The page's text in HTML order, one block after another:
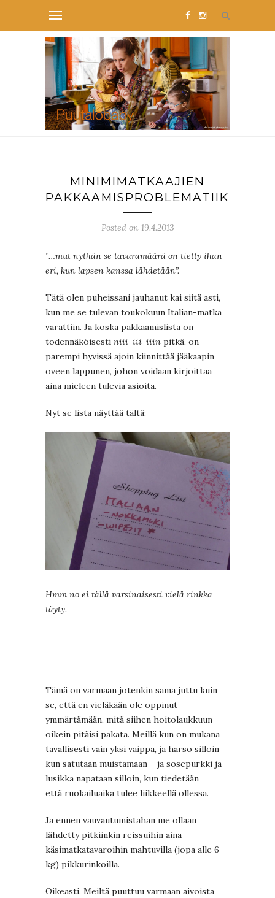
MINIMIMATKAAJIEN
PAKKAAMISPROBLEMATIIKKAA
Posted on 19.4.2013
”…mut nythän se tavaramäärä on tietty ihan
eri, kun lapsen kanssa lähdetään”.
Tätä olen puheissani jauhanut kai siitä asti,
kun me se tulevan toukokuun Italian-matka
varattiin. Ja koska pakkaamislista on
todennäköisesti niii-iii-iiin pitkä, on
parempi hyvissä ajoin kiinnittää jääkaapin
oveen lappunen, johon voidaan kirjoittaa
aina mieleen tulevia asioita.
Nyt se lista näyttää tältä:
Hmm no ei tällä varsinaisesti vielä rinkka
täyty.
Tämä on varmaan jotenkin sama juttu kuin
se, että en vieläkään ole oppinut
ymmärtämään, mitä siihen hoitolaukkuun
oikein pitäisi pakata. Meillä kun on mukana
tavallisesti vain yksi vaippa, ja harso silloin
kun satutaan muistamaan – ja sosepurkki ja
lusikka napataan silloin, kun tiedetään
että ruokailuaika tulee liikkeellä ollessa.
Ja ennen vauvautumistahan me ollaan
lähdetty pitkiinkin reissuihin aina
käsimatkatavaroihin mahtuvilla (jopa alle 6
kg) pikkurinkoilla.
Oikeasti. Meiltä puuttuu varmaan aivoista